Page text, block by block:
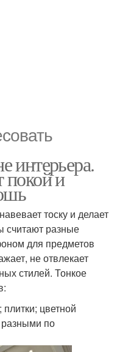
интерьера.
покой и
тоску и делает
считают разные
для предметов
не отвлекает
стилей. Тонкое
цветной
разными по